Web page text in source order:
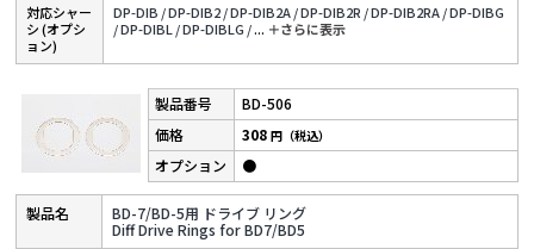
対応シャー
シ (オプシ
ョン)
DP-DIB /DP-DIB2 /DP-DIB2A /DP-DIB2R /DP-DIB2RA /DP-DIBG
/DP-DIBL /DP-DIBLG /... ＋さらに表⽰
BD-506
BD-7/BD-5用 ドライブ リング
Diff Drive Rings for BD7/BD5
308円（税込）
●